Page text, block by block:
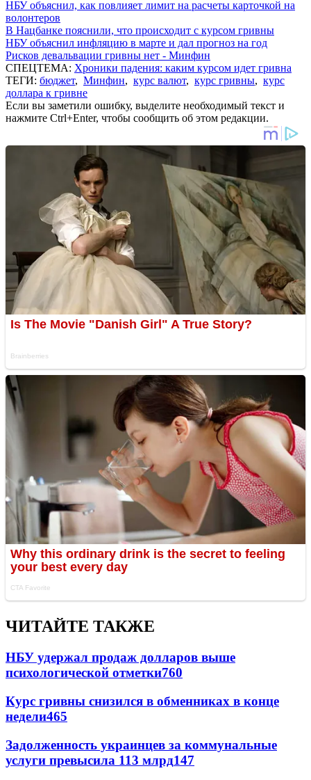
НБУ объяснил, как повлияет лимит на расчеты карточкой на
волонтеров
В Нацбанке пояснили, что происходит с курсом гривны
НБУ объяснил инфляцию в марте и дал прогноз на год
Рисков девальвации гривны нет - Минфин
СПЕЦТЕМА: Хроники падения: каким курсом идет гривна
ТЕГИ: бюджет, Минфин, курс валют, курс гривны, курс
доллара к гривне
Если вы заметили ошибку, выделите необходимый текст и
нажмите Ctrl+Enter, чтобы сообщить об этом редакции.
ЧИТАЙТЕ ТАКЖЕ
НБУ удержал продаж долларов выше
психологической отметки760
Курс гривны снизился в обменниках в конце
недели465
Задолженность украинцев за коммунальные
услуги превысила 113 млрд147